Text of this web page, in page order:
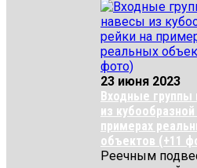
23 июня 2023
Входные группы
из
примерах
объектов (+11
Реечным